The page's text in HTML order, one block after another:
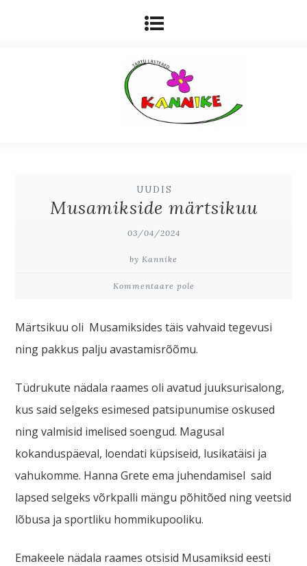
UUDIS
Musamikside märtsikuu
03/04/2024
by Kannike
Kommentaare pole
Märtsikuu oli Musamiksides täis vahvaid tegevusi
ning pakkus palju avastamisrõõmu.
Tüdrukute nädala raames oli avatud juuksurisalong,
kus said selgeks esimesed patsipunumise oskused
ning valmisid imelised soengud. Magusal
kokanduspäeval, loendati küpsiseid, lusikatäisi ja
vahukomme. Hanna Grete ema juhendamisel said
lapsed selgeks võrkpalli mängu põhitõed ning veetsid
lõbusa ja sportliku hommikupooliku.
Emakeele nädala raames otsisid Musamiksid eesti